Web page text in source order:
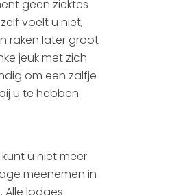
geen ziektes
voelt u niet,
raken later groot
jeuk met zich
om een zalfje
u te hebben.
kunt u niet meer
meenemen in